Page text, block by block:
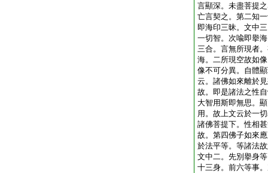
言顯深。未盡菩提
亡言契之。第二知
即海印三昧。文中
一切智。次喩即擧
三合。言無所現者
海。二所現空故如
像不可分異。自體
云。諸佛如來離於
故。即是諸法之性
大智用斯即無思。
用。故上文云於一
諸佛菩提下。性相
故。第四佛子如來
於法平等。等諸法
文中二。先別擧身
十三身。前六等事